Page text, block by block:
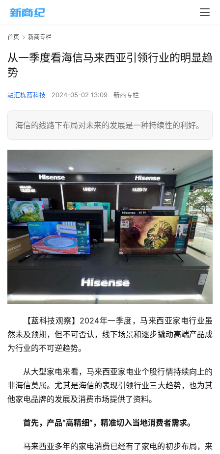
首页 新商专栏
从一季度看海信马来西亚引领行业的明显趋
势
融汇栋蓝科技 2024-05-02 13:09 新商专栏
海信的线路下布局对未来的发展是一种持续性的利好。
【蓝科技观察】2024年一季度，马来西亚家电行业虽
然未及预期，但不可否认，线下场景和逐步撬动高端产品成
为行业的不可逆趋势。
从大型家电来看，马来西亚家电业个股行情持续向上的
非海信莫属。尤其是海信的表现引领行业三大趋势，也为其
他家电品牌的发展及消费市场提供了资料。
首先，产品“高精细”，精准切入当地消费者需求。
马来西亚多年的家电消费已经有了家电的初步布局，来